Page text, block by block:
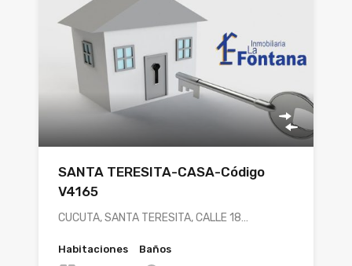
SANTA TERESITA-CASA-Código
V4165
CUCUTA, SANTA TERESITA, CALLE 18…
Habitaciones Baños